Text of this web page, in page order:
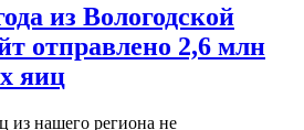
из Вологодской
отправлено 2,6 млн
яиц
из нашего региона не